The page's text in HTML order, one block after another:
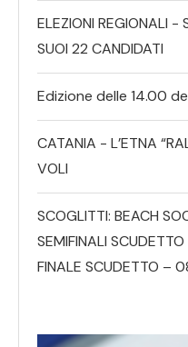
ELEZIONI REGIONALI -
SUOI 22 CANDIDATI
Edizione delle 14.00
CATANIA - L’ETNA
VOLI
SCOGLITTI: BEACH
SEMIFINALI
FINALE SCUDETTO –